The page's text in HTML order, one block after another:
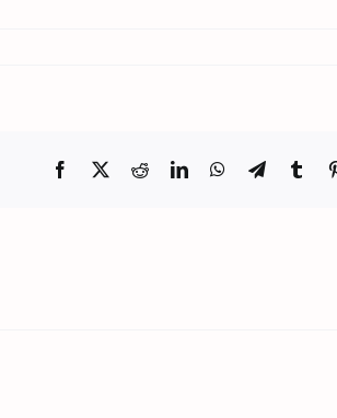
Facebook
X RedditLinkedInWhatsApp
Telegram